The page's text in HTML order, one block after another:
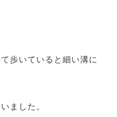
歩いていると細い溝に
ました。